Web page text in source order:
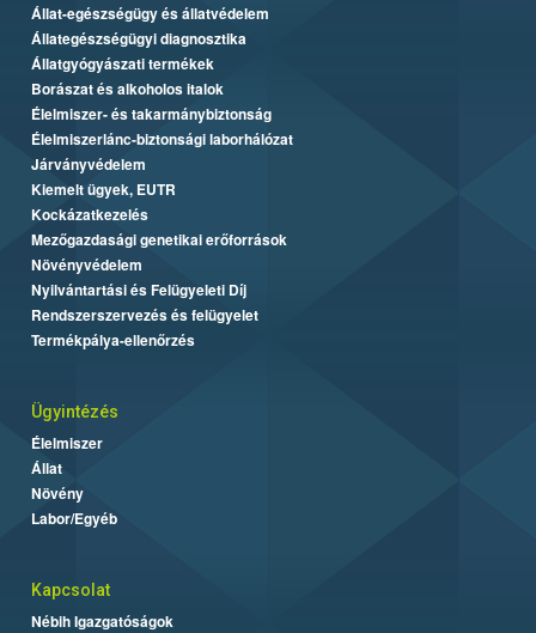
Állat-egészségügy és állatvédelem
Állategészségügyi diagnosztika
Állatgyógyászati termékek
Borászat és alkoholos italok
Élelmiszer- és takarmánybiztonság
Élelmiszerlánc-biztonsági laborhálózat
Járványvédelem
Kiemelt ügyek, EUTR
Kockázatkezelés
Mezőgazdasági genetikai erőforrások
Növényvédelem
Nyilvántartási és Felügyeleti Díj
Rendszerszervezés és felügyelet
Termékpálya-ellenőrzés
Ügyintézés
Élelmiszer
Állat
Növény
Labor/Egyéb
Kapcsolat
Nébih Igazgatóságok